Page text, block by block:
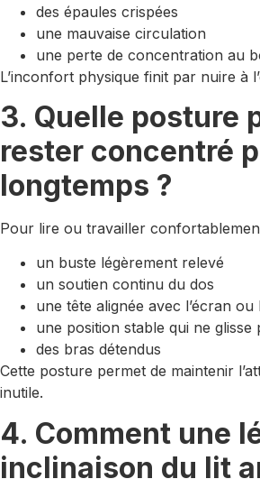
des épaules crispées
une mauvaise circulation
une perte de concentration au
L’inconfort physique finit par nuire à
3. Quelle posture
rester concentré
longtemps ?
Pour lire ou travailler
un buste légèrement relevé
un soutien continu du dos
une tête alignée avec l’écran ou
une position stable qui ne glisse
des bras détendus
Cette posture permet de maintenir
inutile.
4. Comment une
inclinaison du lit